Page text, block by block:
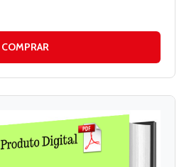
COMPRAR